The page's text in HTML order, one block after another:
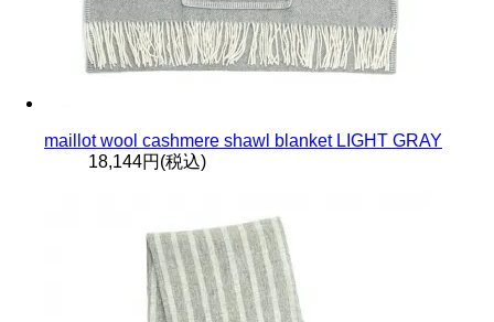
maillot wool cashmere shawl blanket LIGHT GRAY
18,144円(税込)